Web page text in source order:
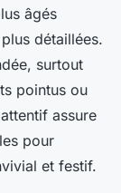
âgés
détaillées.
surtout
pointus ou
assure
pour
et festif.